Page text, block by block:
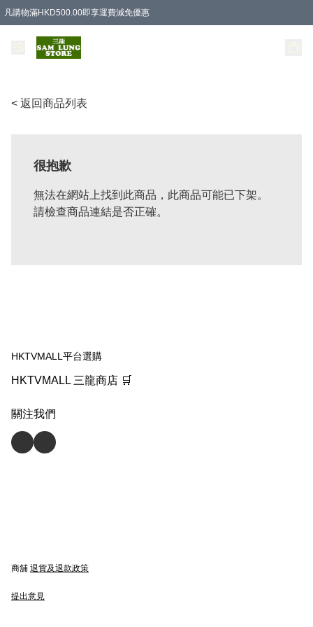
凡購物滿HKD500.00即享運費減免優惠
< 返回商品列表
很抱歉
無法在網站上找到此商品，此商品可能已下架。
請檢查商品連結是否正確。
HKTVMALL平台選購
HKTVMALL 三龍商店 🛒
關注我們
商舖 退貨及退款政策
提出意見